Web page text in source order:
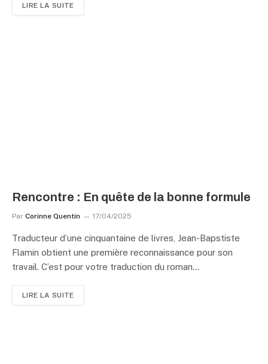
LIRE LA SUITE
Rencontre : En quête de la bonne formule
Par Corinne Quentin 17/04/2025
Traducteur d’une cinquantaine de livres, Jean-Bapstiste
Flamin obtient une première reconnaissance pour son
travail. C’est pour votre traduction du roman…
LIRE LA SUITE